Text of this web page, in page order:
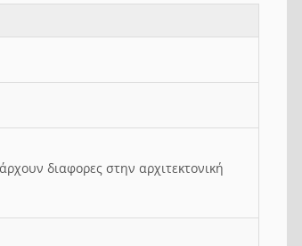
διαφορες στην αρχιτεκτονική